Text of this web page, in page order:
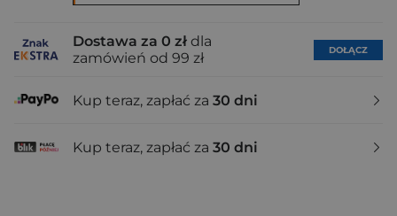
Dostawa za 0 zł dla
zamówień od 99 zł
DOŁĄCZ
Kup teraz, zapłać za 30 dni
Kup teraz, zapłać za 30 dni